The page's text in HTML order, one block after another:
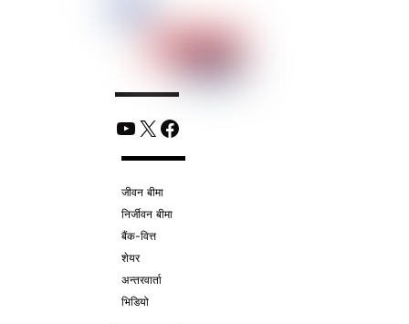
YouTube
X Facebook
जीवन बीमा
निर्जीवन बीमा
बैंक-वित्त
शेयर
अन्तरवार्ता
भिडियो